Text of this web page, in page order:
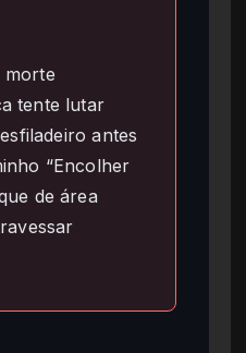
morte
tente lutar
antes
“Encolher
de área